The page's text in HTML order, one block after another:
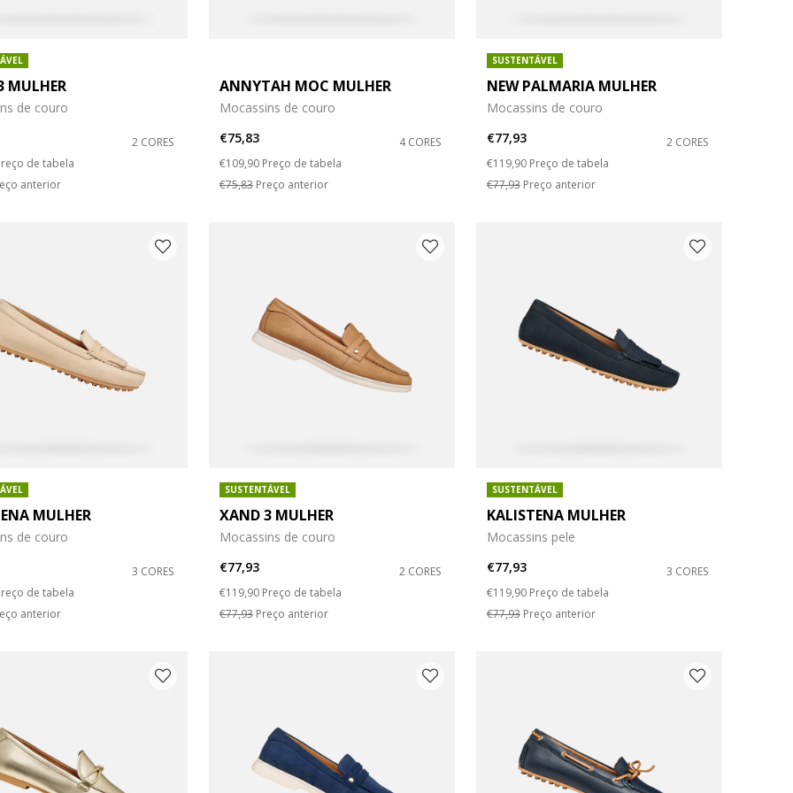
MULHER
de couro
2 CORES
from
de tabela
anterior
ANNYTAH MOC MULHER
Mocassins de couro
€75,83
4 CORES
Price reduced from
€109,90 to
Preço de tabela
€75,83Preço anterior
SUSTENTÁVEL
NEW PALMARIA MULHER
Mocassins de couro
€77,93
2 CORES
Price reduced from
€119,90 to
Preço de tabela
€77,93Preço anterior
MULHER
de couro
3 CORES
from
de tabela
anterior
SUSTENTÁVEL
XAND 3 MULHER
Mocassins de couro
€77,93
2 CORES
Price reduced from
€119,90 to
Preço de tabela
€77,93Preço anterior
SUSTENTÁVEL
KALISTENA MULHER
Mocassins pele
€77,93
3 CORES
Price reduced from
€119,90 to
Preço de tabela
€77,93Preço anterior